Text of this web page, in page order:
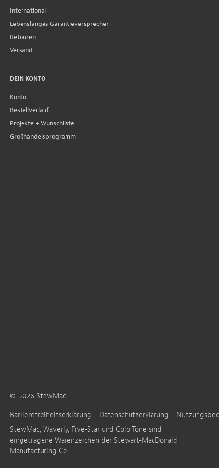
International
Lebenslanges Garantieversprechen
Retouren
Versand
DEIN KONTO
Konto
Bestellverlauf
Projekte + Wunschliste
Großhandelsprogramm
© 2026 StewMac
Barrierefreiheitserklärung
Datenschutzerklärung
StewMac, Waverly, Five-Star und ColorTone sind
eingetragene Warenzeichen der Stewart-MacDonald
Manufacturing Co.